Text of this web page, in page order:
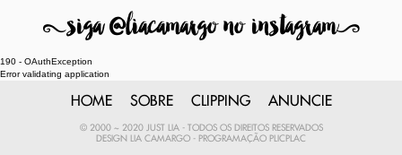
8siga @liacamargo no instagram9
190 - OAuthException
Error validating application
HOME SOBRE CLIPPING ANUNCIE
© 2000 ~ 2020 JUST LIA - TODOS OS DIREITOS RESERVADOS
DESIGN
LIA CAMARGO - PROGRAMAÇÃO PLICPLAC